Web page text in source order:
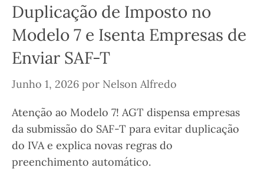
Duplicação de Imposto no
Modelo 7 e Isenta Empresas de
Enviar SAF-T
Junho 1, 2026 por Nelson Alfredo
Atenção ao Modelo 7! AGT dispensa empresas
da submissão do SAF-T para evitar duplicação
do IVA e explica novas regras do
preenchimento automático.